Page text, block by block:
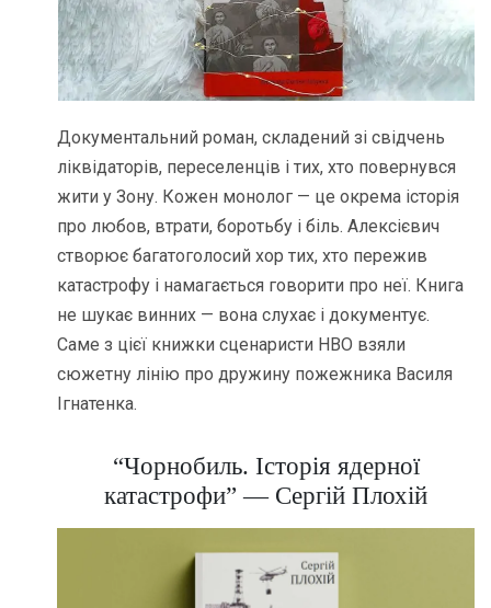
Документальний роман, складений зі свідчень
ліквідаторів, переселенців і тих, хто повернувся
жити у Зону. Кожен монолог — це окрема історія
про любов, втрати, боротьбу і біль. Алексієвич
створює багатоголосий хор тих, хто пережив
катастрофу і намагається говорити про неї. Книга
не шукає винних — вона слухає і документує.
Саме з цієї книжки сценаристи HBO взяли
сюжетну лінію про дружину пожежника Василя
Ігнатенка.
“Чорнобиль. Історія ядерної
катастрофи” — Сергій Плохій